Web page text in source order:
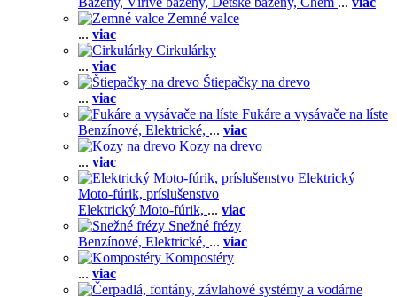
Zemné valce
... viac
Cirkulárky
... viac
Štiepačky na drevo
... viac
Fukáre a vysávače na líste
Benzínové, Elektrické, ... viac
Kozy na drevo
... viac
Elektrický
Moto-fúrik, príslušenstvo
Elektrický Moto-fúrik, ... viac
Snežné frézy
Benzínové, Elektrické, ... viac
Kompostéry
... viac